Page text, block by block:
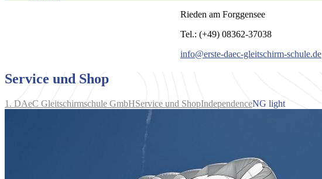
Rieden am Forggensee
Tel.: (+49) 08362-37038
info@erste-daec-gleitschirm-schule.de
Service und Shop
1. DAeC Gleitschirmschule GmbHService und ShopIndependenceNG light